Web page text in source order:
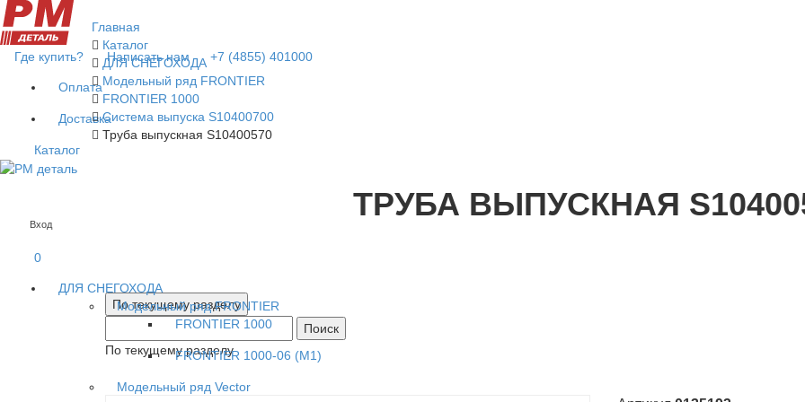
Где купить? Написать нам +7 (4855) 401000
Оплата
Доставка
Каталог
Вход
0
ДЛЯ СНЕГОХОДА
Модельный ряд FRONTIER
FRONTIER 1000
FRONTIER 1000-06 (М1)
Модельный ряд Vector
Главная
Каталог
ДЛЯ СНЕГОХОДА
Модельный ряд FRONTIER
FRONTIER 1000
Система выпуска S10400700
Труба выпускная S10400570
ТРУБА ВЫПУСКНАЯ
Поиск
По текущему разделу